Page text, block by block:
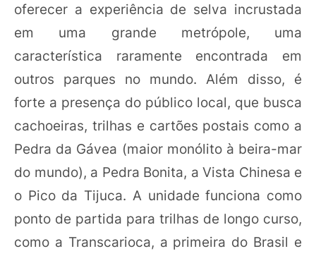
oferecer a experiência de selva incrustada
em uma grande metrópole, uma
característica raramente encontrada em
outros parques no mundo. Além disso, é
forte a presença do público local, que busca
cachoeiras, trilhas e cartões postais como a
Pedra da Gávea (maior monólito à beira-mar
do mundo), a Pedra Bonita, a Vista Chinesa e
o Pico da Tijuca. A unidade funciona como
ponto de partida para trilhas de longo curso,
como a Transcarioca, a primeira do Brasil e